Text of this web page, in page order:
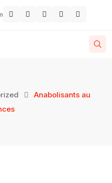
Anabolisants au